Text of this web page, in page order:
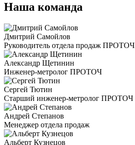
Наша команда
Дмитрий Самойлов
Руководитель отдела продаж ПРОТОЧ
Александр Щетинин
Инженер-метролог ПРОТОЧ
Сергей Тютин
Старший инженер-метролог ПРОТОЧ
Андрей Степанов
Менеджер отдела продаж
Альберт Кузнецов